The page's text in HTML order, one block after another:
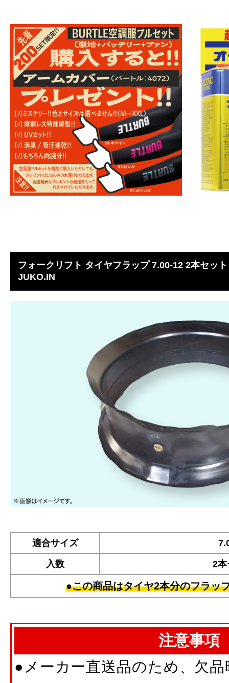
フォークリフト タイヤフラップ 7.00-12 2本セッ
JUKO.IN
適合サイズ
入数 2本
●この商品はタイヤ2本分のフラッ
注意事項
●メーカー直送品のため、欠